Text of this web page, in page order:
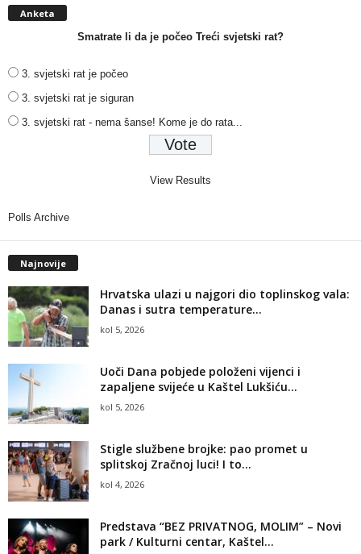
Anketa
Smatrate li da je počeo Treći svjetski rat?
3. svjetski rat je počeo
3. svjetski rat je siguran
3. svjetski rat - nema šanse! Kome je do rata...
View Results
Polls Archive
Najnovije
Hrvatska ulazi u najgori dio toplinskog vala:
Danas i sutra temperature...
kol 5, 2026
Uoči Dana pobjede položeni vijenci i
zapaljene svijeće u Kaštel Lukšiću...
kol 5, 2026
Stigle službene brojke: pao promet u
splitskoj Zračnoj luci! I to...
kol 4, 2026
Predstava “BEZ PRIVATNOG, MOLIM” – Novi
park / Kulturni centar, Kaštel...